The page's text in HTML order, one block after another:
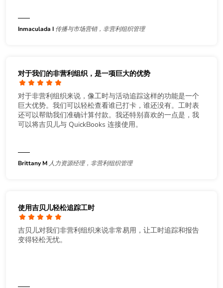
Inmaculada I 传播与市场营销，非营利组织管理
对于我们的非营利组织，是一项巨大的优势
对于非营利组织来说，像工时与活动追踪这样的功能是一个
巨大优势。我们可以轻松查看谁已打卡，谁还没有。工时表
还可以帮助我们准确计算付款。我还特别喜欢的一点是，我
可以将吉贝儿与 QuickBooks 连接使用。
Brittany M 人力资源经理，非营利组织管理
使用吉贝儿轻松追踪工时
吉贝儿对我们非营利组织来说非常易用，让工时追踪和报告
变得轻松无忧。